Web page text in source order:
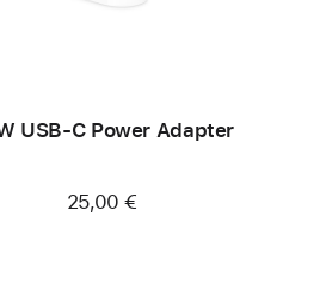
USB‑C Power Adapter
25,00 €